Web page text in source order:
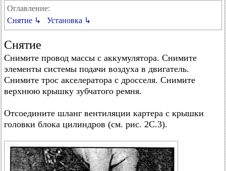
Оглавление:
Снятие ↳
Установка ↳
Снятие
Снимите провод массы с аккумулятора. Снимите
элементы системы подачи воздуха в двигатель.
Снимите трос акселератора с дросселя. Снимите
верхнюю крышку зубчатого ремня.
Отсоедините шланг вентиляции картера с крышки
головки блока цилиндров (см. рис. 2С.3).